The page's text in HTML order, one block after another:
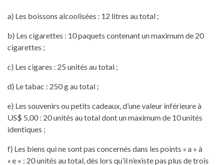
a) Les boissons alcoolisées : 12 litres au total ;
b) Les cigarettes : 10 paquets contenant un maximum de 20
cigarettes ;
c) Les cigares : 25 unités au total ;
d) Le tabac : 250 g au total ;
e) Les souvenirs ou petits cadeaux, d’une valeur inférieure à
US$ 5,00 : 20 unités au total dont un maximum de 10 unités
identiques ;
f) Les biens qui ne sont pas concernés dans les points « a » à
« e » : 20 unités au total, dès lors qu’il n’existe pas plus de trois